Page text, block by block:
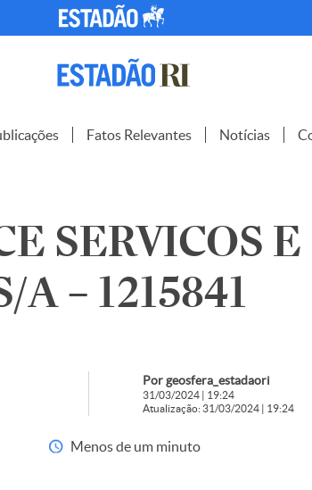
Fatos Relevantes Notícias
SERVICOS E
A – 1215841
Por geosfera_estadaori
31/03/2024 | 19:24
Atualização: 31/03/2024 | 19:24
Menos de um minuto